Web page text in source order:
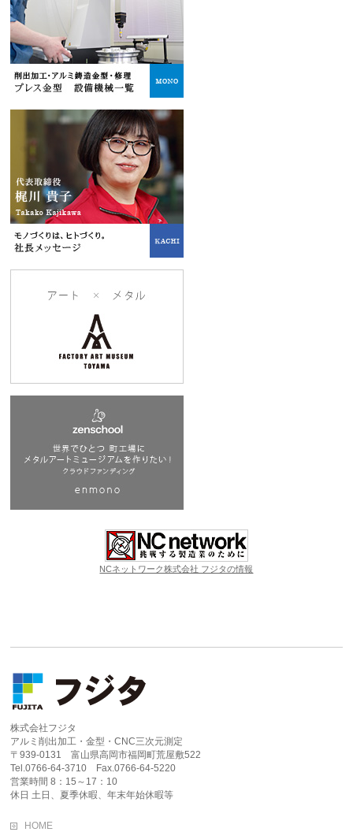
NCネットワーク株式会社 フジタの情報
株式会社フジタ
アルミ削出加工・金型・CNC三次元測定
〒939-0131 富山県高岡市福岡町荒屋敷522
Tel.0766-64-3710 Fax.0766-64-5220
営業時間 8：15～17：10
休日 土日、夏季休暇、年末年始休暇等
HOME